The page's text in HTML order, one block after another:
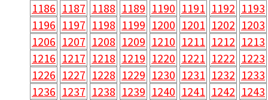
1186 1187 1188 1189 1190 1191 1192 1193
1196 1197 1198 1199 1200 1201 1202 1203
1206 1207 1208 1209 1210 1211 1212 1213
1216 1217 1218 1219 1220 1221 1222 1223
1226 1227 1228 1229 1230 1231 1232 1233
1236 1237 1238 1239 1240 1241 1242 1243